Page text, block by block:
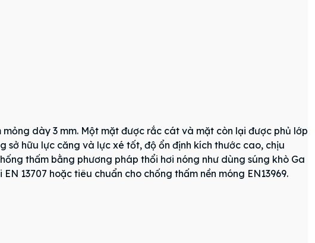
dày 3 mm. Một mặt được rắc cát và mặt còn lại được phủ lớp
hữu lực căng và lực xé tốt, độ ổn định kích thước cao, chịu
thấm bằng phương pháp thổi hơi nóng như dùng súng khò Ga
13707 hoặc tiêu chuẩn cho chống thấm nền móng EN13969.